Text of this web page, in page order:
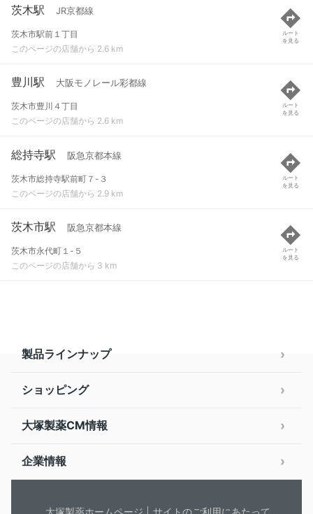
茨木駅 JR京都線
茨木市駅前１丁目
このページの店舗から 2.6 km
ルート
を見る
豊川駅 大阪モノレール彩都線
茨木市豊川４丁目
このページの店舗から 2.6 km
ルート
を見る
総持寺駅 阪急京都本線
茨木市総持寺駅前町７-３
このページの店舗から 2.9 km
ルート
を見る
茨木市駅 阪急京都本線
茨木市永代町１-５
このページの店舗から 3 km
ルート
を見る
製品ラインナップ
ショッピング
大塚製薬CM情報
企業情報